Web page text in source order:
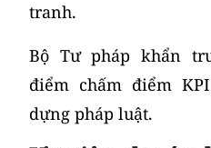
tranh.
Bộ Tư pháp khẩn
điểm chấm điểm
dựng pháp luật.